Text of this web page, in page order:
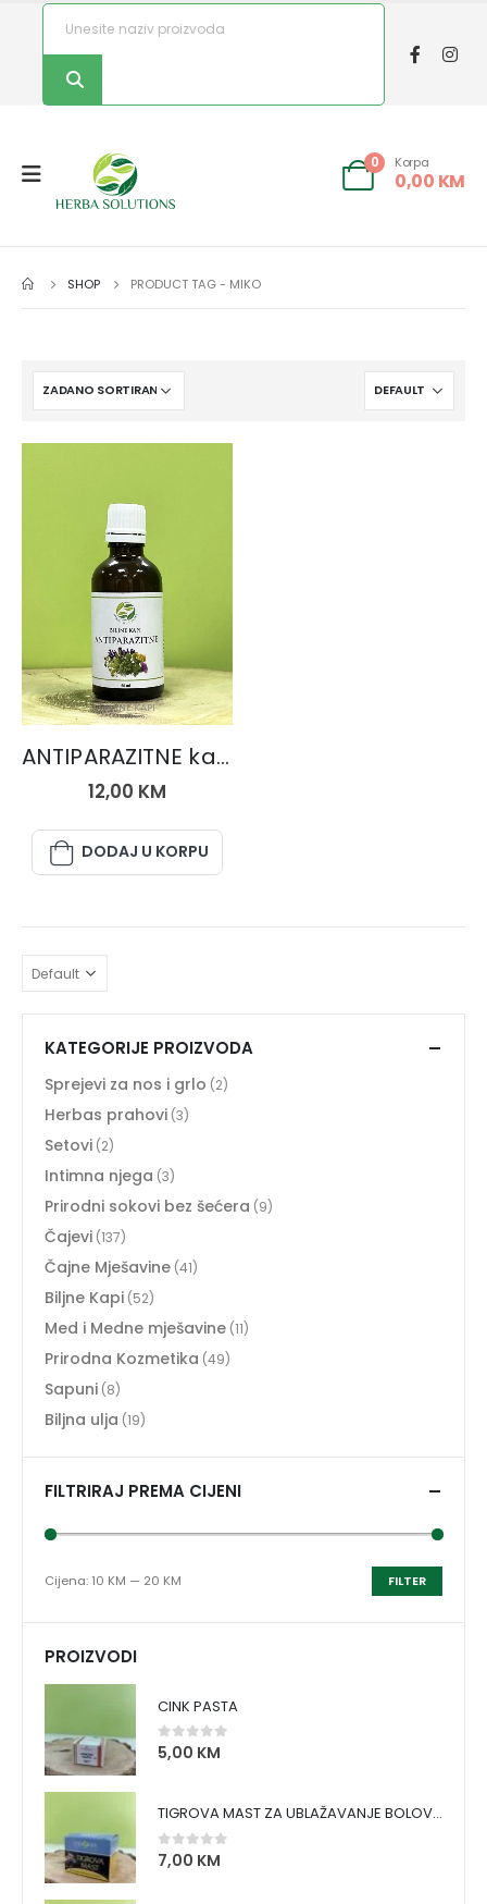
0 Korpa
0,00 KM
SHOP PRODUCT TAG - MIKO
BILJNE KAPI
ANTIPARAZITNE kapi
12,00 KM
DODAJ U KORPU
KATEGORIJE PROIZVODA
Sprejevi za nos i grlo (2)
Herbas prahovi (3)
Setovi (2)
Intimna njega (3)
Prirodni sokovi bez šećera (9)
Čajevi (137)
Čajne Mješavine (41)
Biljne Kapi (52)
Med i Medne mješavine (11)
Prirodna Kozmetika (49)
Sapuni (8)
Biljna ulja (19)
FILTRIRAJ PREMA CIJENI
FILTER
Cijena: 10 KM — 20 KM
PROIZVODI
CINK PASTA
0 out of 5
5,00 KM
TIGROVA MAST ZA UBLAŽAVANJE BOLOVA I ZAGRIJAVANJE MIŠIĆA
0 out of 5
7,00 KM